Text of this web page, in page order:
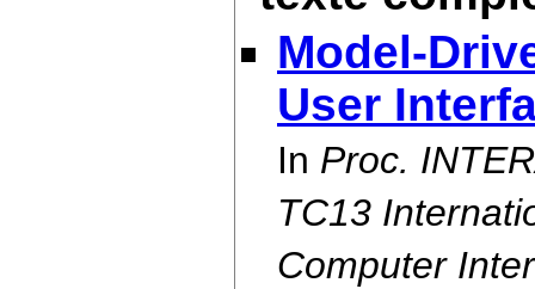
Model-
User
In Proc.
TC13
Computer